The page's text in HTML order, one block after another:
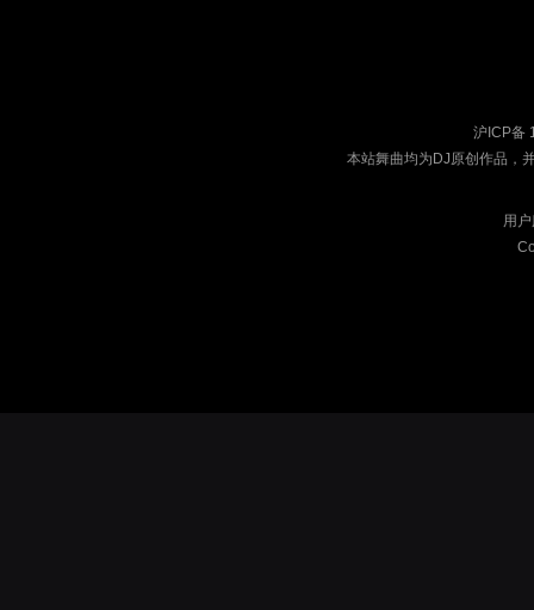
沪ICP备
本站舞曲均为DJ原创作品，
用